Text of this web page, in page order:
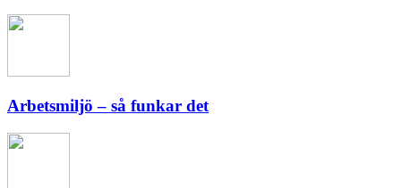
Arbetsmiljö – så funkar det